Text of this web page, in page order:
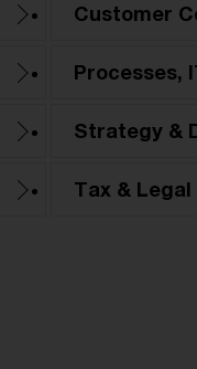
Customer
Processes,
Strategy &
Tax & Legal